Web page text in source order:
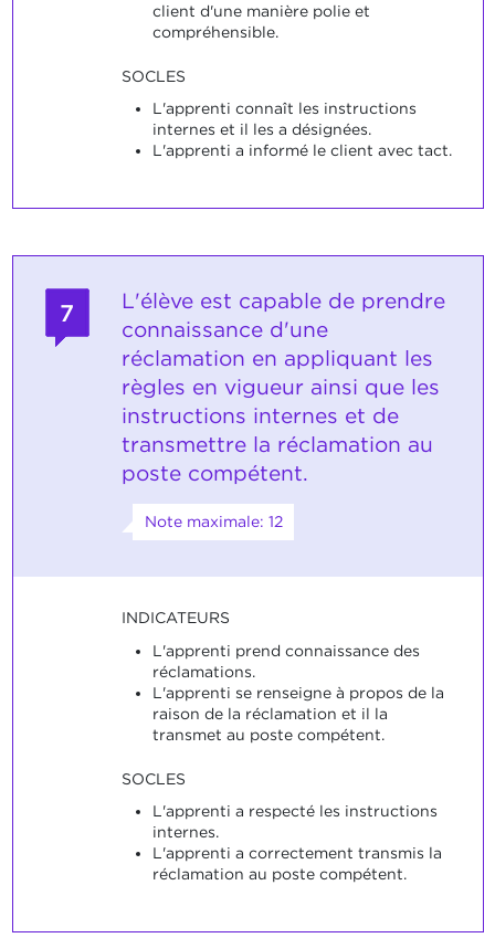
client d'une manière polie et
compréhensible.
SOCLES
L'apprenti connaît les instructions
internes et il les a désignées.
L'apprenti a informé le client avec tact.
7
L'élève est capable de prendre
connaissance d'une
réclamation en appliquant les
règles en vigueur ainsi que les
instructions internes et de
transmettre la réclamation au
poste compétent.
Note maximale: 12
INDICATEURS
L'apprenti prend connaissance des
réclamations.
L'apprenti se renseigne à propos de la
raison de la réclamation et il la
transmet au poste compétent.
SOCLES
L'apprenti a respecté les instructions
internes.
L'apprenti a correctement transmis la
réclamation au poste compétent.